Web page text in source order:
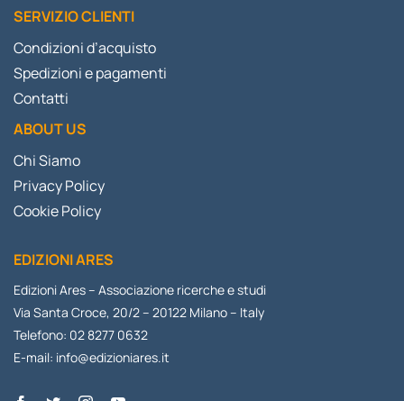
SERVIZIO CLIENTI
Condizioni d’acquisto
Spedizioni e pagamenti
Contatti
ABOUT US
Chi Siamo
Privacy Policy
Cookie Policy
EDIZIONI ARES
Edizioni Ares – Associazione ricerche e studi
Via Santa Croce, 20/2 – 20122 Milano – Italy
Telefono: 02 8277 0632
E-mail: info@edizioniares.it